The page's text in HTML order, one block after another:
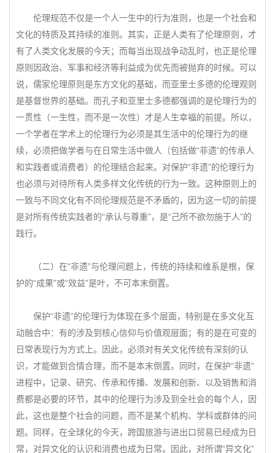
伦理规范不仅是一个人一生中的行为准则，也是一个社会和
文化的特质及其持续的准则。其实，正是人类有了伦理原则，才
有了人类文化发展的今天；而每当出现战争动乱时，也正是伦理
原则因政治、军事和经济等利益成为优先而被抛弃的时候。可以
说，儒家伦理原则是东方文化的基础，而亚里士多德的伦理观则
是基督世界的基础。而孔子和亚里士多德都强调的是伦理行为的
一贯性（一生性，而不是一次性）才是人生幸福的前提。所以，
一个学者在学术上的伦理行为必须是其生活中的伦理行为的继
续，必须把做学者与在日常生活中做人（包括做“非遗”的传承人
和实践者或消费者）的伦理结合起来。对保护“非遗”的伦理行为
也必须与对待所有人类多样文化传统的行为一致。这种原则上的
一致与不同文化有不同伦理规范是不矛盾的，因为这一切的前提
是对所有传统实践者的“承认与尊重”，是“己所不欲勿施于人”的
践行。
（二）在“非遗”与伦理问题上，传统的持续和维系是根，保
护的“成果”或“效益”是叶，不可本末倒置。
保护“非遗”的伦理行为体现在多个层面，特别是在多文化互
动融合中：有的涉及到核心信仰与价值观层面；有的是在可变的
日常表现行为方式上。因此，必须对有关文化传统有深刻的认
识，才能做到合情合理，而不是本末倒置。同时，在保护“非遗”
进程中，记录、研究、传承和传播、发展和创新、以及销售和消
费都是必要的环节，其中的伦理行为涉及到全社会的每个人，因
此，这也是整个社会的问题，而不是某个机构、学科或群体的问
题。同样，在全球化的今天，跨国旅游与进出口贸易已经成为日
常，对异文化的认识和消费也成为日常。因此，对所谓“异文化”